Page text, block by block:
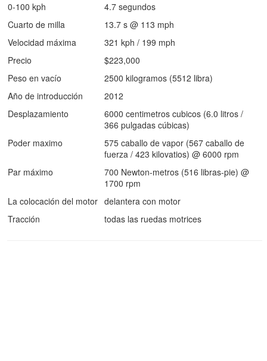
0-100 kph
4.7 segundos
Cuarto de milla
13.7 s @ 113 mph
Velocidad máxima
321 kph / 199 mph
Precio
$223,000
Peso en vacío
2500 kilogramos (5512 libra)
Año de introducción
2012
Desplazamiento
6000 centimetros cubicos (6.0 litros /
366 pulgadas cúbicas)
Poder maximo
575 caballo de vapor (567 caballo de
fuerza / 423 kilovatios) @ 6000 rpm
Par máximo
700 Newton-metros (516 libras-pie) @
1700 rpm
La colocación del motor delantera con motor
Tracción
todas las ruedas motrices